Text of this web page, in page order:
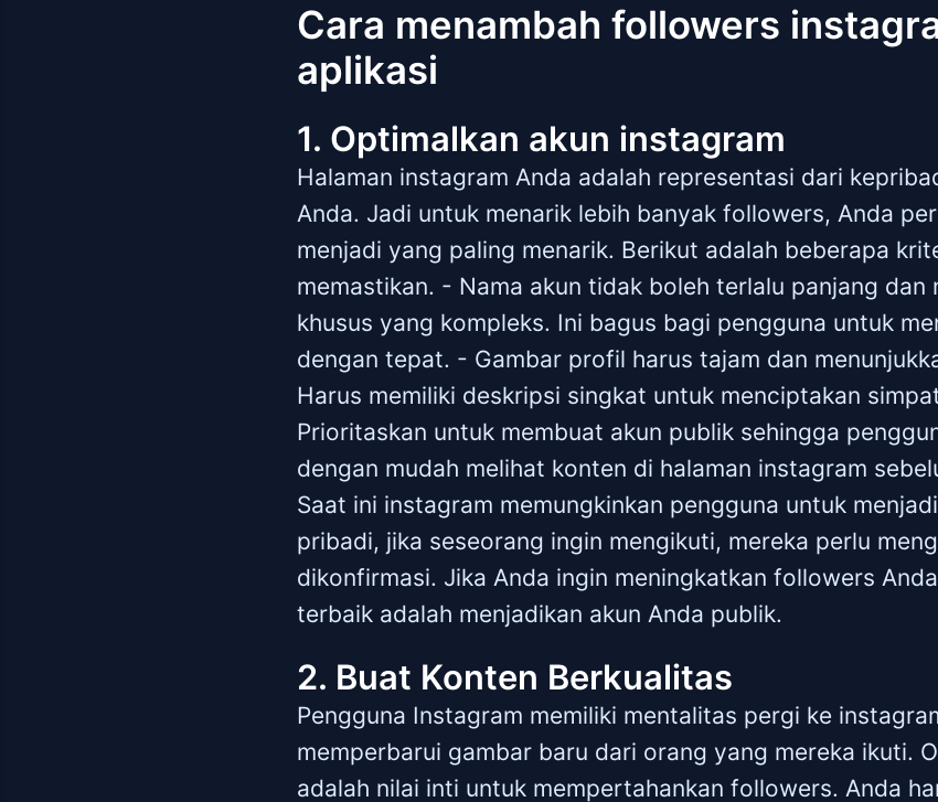
Cara menambah followers
aplikasi
1. Optimalkan akun instagram
Halaman instagram Anda adalah representasi dari
Anda. Jadi untuk menarik lebih banyak followers, Anda
menjadi yang paling menarik. Berikut adalah beberapa
memastikan. - Nama akun tidak boleh terlalu panjang dan
khusus yang kompleks. Ini bagus bagi pengguna untuk
dengan tepat. - Gambar profil harus tajam dan
Harus memiliki deskripsi singkat untuk menciptakan
Prioritaskan untuk membuat akun publik sehingga
dengan mudah melihat konten di halaman instagram
Saat ini instagram memungkinkan pengguna untuk
pribadi, jika seseorang ingin mengikuti, mereka perlu
dikonfirmasi. Jika Anda ingin meningkatkan followers
terbaik adalah menjadikan akun Anda publik.
2. Buat Konten Berkualitas
Pengguna Instagram memiliki mentalitas pergi ke
memperbarui gambar baru dari orang yang mereka ikuti.
adalah nilai inti untuk mempertahankan followers. Anda